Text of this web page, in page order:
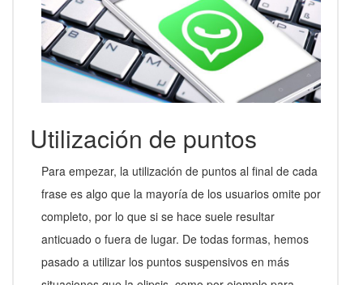
Utilización de puntos
Para empezar, la utilización de puntos al final de cada
frase es algo que la mayoría de los usuarios omite por
completo, por lo que si se hace suele resultar
anticuado o fuera de lugar. De todas formas, hemos
pasado a utilizar los puntos suspensivos en más